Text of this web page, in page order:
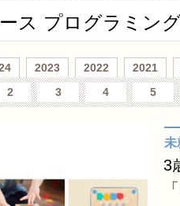
ス プログラミン
2023 2022 2021
2 3 4 5
未
3